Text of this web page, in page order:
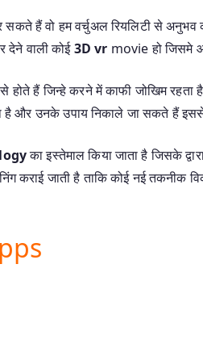
हैं वो हम वर्चुअल रियलिटी से अनुभव
देने वाली कोई3D vr movie हो जिसमे
होते हैं जिन्हे करने में काफी जोखिम
और उनके उपाय निकाले जा सकते हैं इससे
का इस्तेमाल किया जाता है जिसके
जाती है ताकि कोई नई तकनीक